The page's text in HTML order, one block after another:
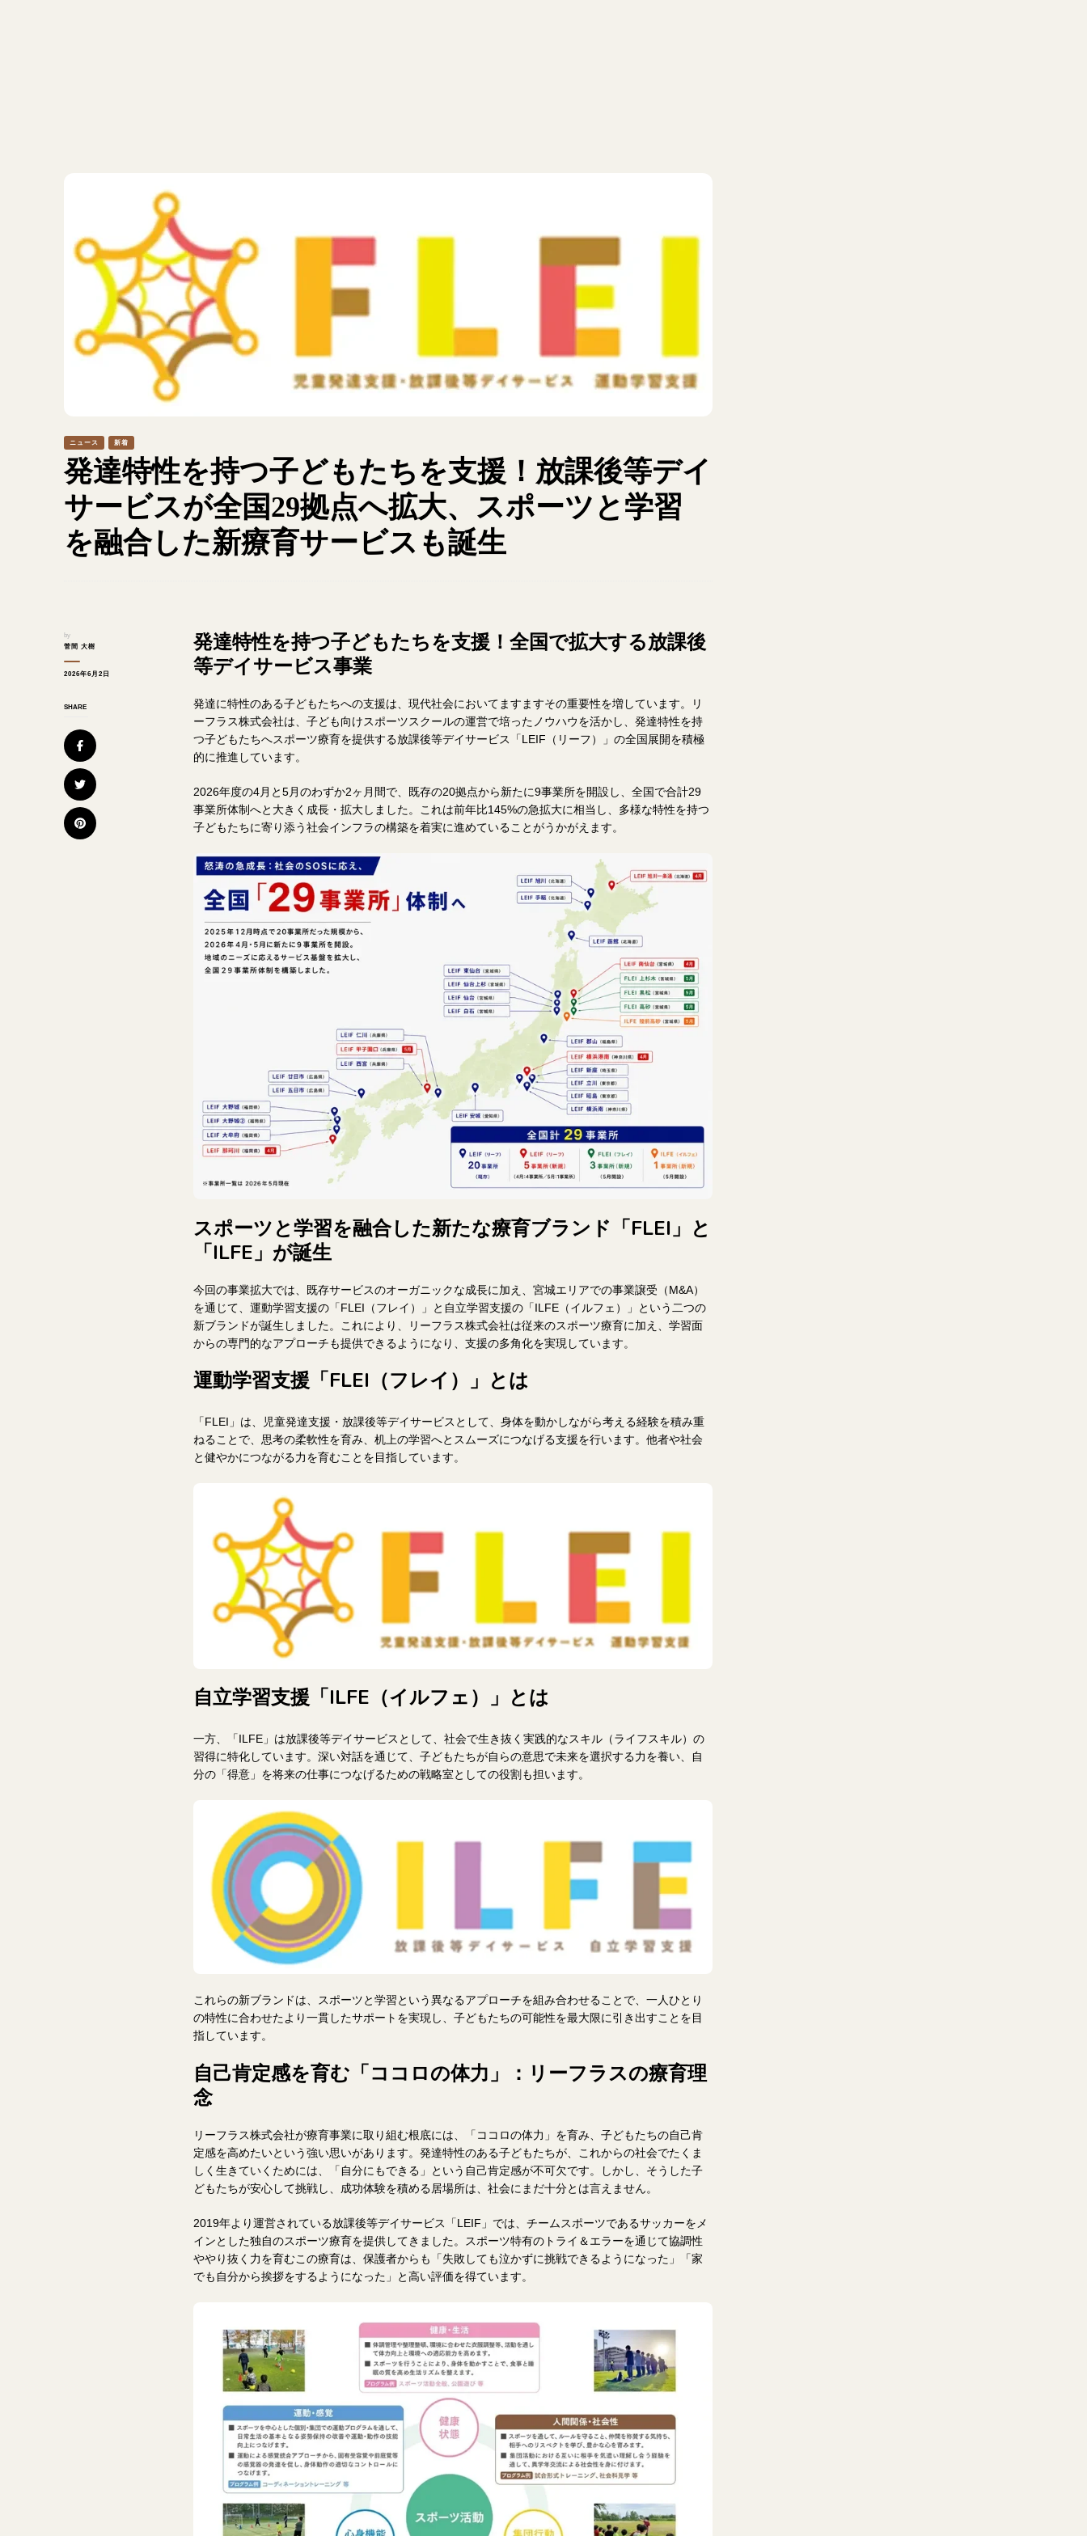
ニュース 新着
発達特性を持つ子どもたちを支援！放課後等デイ
サービスが全国29拠点へ拡大、スポーツと学習
を融合した新療育サービスも誕生
by
菅間 大樹
2026年6月2日
SHARE
発達特性を持つ子どもたちを支援！全国で拡大する放課後
等デイサービス事業
発達に特性のある子どもたちへの支援は、現代社会においてますますその重要性を増しています。リ
ーフラス株式会社は、子ども向けスポーツスクールの運営で培ったノウハウを活かし、発達特性を持
つ子どもたちへスポーツ療育を提供する放課後等デイサービス「LEIF（リーフ）」の全国展開を積極
的に推進しています。
2026年度の4月と5月のわずか2ヶ月間で、既存の20拠点から新たに9事業所を開設し、全国で合計29
事業所体制へと大きく成長・拡大しました。これは前年比145%の急拡大に相当し、多様な特性を持つ
子どもたちに寄り添う社会インフラの構築を着実に進めていることがうかがえます。
スポーツと学習を融合した新たな療育ブランド「FLEI」と
「ILFE」が誕生
今回の事業拡大では、既存サービスのオーガニックな成長に加え、宮城エリアでの事業譲受（M&A）
を通じて、運動学習支援の「FLEI（フレイ）」と自立学習支援の「ILFE（イルフェ）」という二つの
新ブランドが誕生しました。これにより、リーフラス株式会社は従来のスポーツ療育に加え、学習面
からの専門的なアプローチも提供できるようになり、支援の多角化を実現しています。
運動学習支援「FLEI（フレイ）」とは
「FLEI」は、児童発達支援・放課後等デイサービスとして、身体を動かしながら考える経験を積み重
ねることで、思考の柔軟性を育み、机上の学習へとスムーズにつなげる支援を行います。他者や社会
と健やかにつながる力を育むことを目指しています。
自立学習支援「ILFE（イルフェ）」とは
一方、「ILFE」は放課後等デイサービスとして、社会で生き抜く実践的なスキル（ライフスキル）の
習得に特化しています。深い対話を通じて、子どもたちが自らの意思で未来を選択する力を養い、自
分の「得意」を将来の仕事につなげるための戦略室としての役割も担います。
これらの新ブランドは、スポーツと学習という異なるアプローチを組み合わせることで、一人ひとり
の特性に合わせたより一貫したサポートを実現し、子どもたちの可能性を最大限に引き出すことを目
指しています。
自己肯定感を育む「ココロの体力」：リーフラスの療育理
念
リーフラス株式会社が療育事業に取り組む根底には、「ココロの体力」を育み、子どもたちの自己肯
定感を高めたいという強い思いがあります。発達特性のある子どもたちが、これからの社会でたくま
しく生きていくためには、「自分にもできる」という自己肯定感が不可欠です。しかし、そうした子
どもたちが安心して挑戦し、成功体験を積める居場所は、社会にまだ十分とは言えません。
2019年より運営されている放課後等デイサービス「LEIF」では、チームスポーツであるサッカーをメ
インとした独自のスポーツ療育を提供してきました。スポーツ特有のトライ＆エラーを通じて協調性
ややり抜く力を育むこの療育は、保護者からも「失敗しても泣かずに挑戦できるようになった」「家
でも自分から挨拶をするようになった」と高い評価を得ています。